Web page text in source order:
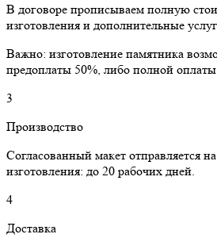
В договоре прописываем полную
изготовления и дополнительные
Важно: изготовление памятника
предоплаты 50%, либо полной оплаты
3
Производство
Согласованный макет отправляется
изготовления: до 20 рабочих дней.
4
Доставка